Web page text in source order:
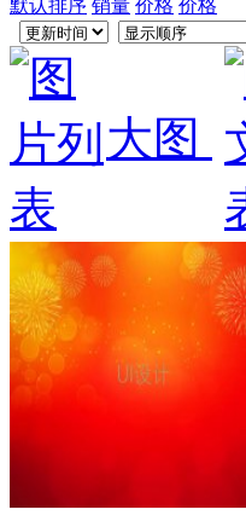
默认排序 销量 价格 价格
大图